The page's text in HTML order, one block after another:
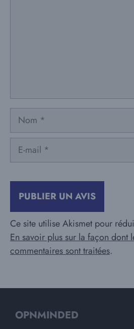
Nom
mail
Ce site utilise Akismet pour
En savoir plus sur la façon dont
commentaires sont traitées.
OPNMINDED